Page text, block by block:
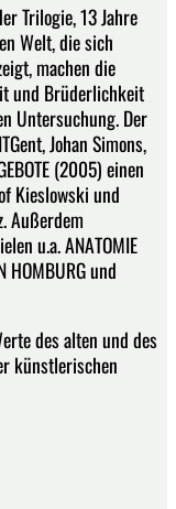
Trilogie, 13 Jahre
Welt, die sich
machen die
und Brüderlichkeit
Untersuchung. Der
Johan Simons,
(2005) einen
Kieslowski und
Außerdem
u.a. ANATOMIE
HOMBURG und
des alten und des
künstlerischen